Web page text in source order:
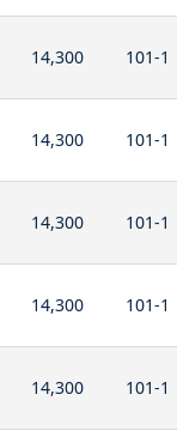
14,300 101-1
14,300 101-1
14,300 101-1
14,300 101-1
14,300 101-1